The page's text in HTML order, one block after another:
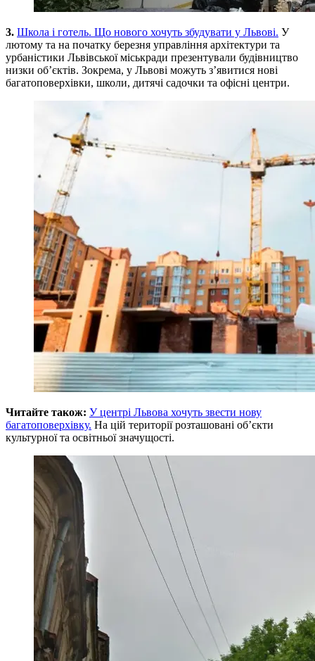
3. Школа і готель. Що нового хочуть збудувати у Львові. У
лютому та на початку березня управління архітектури та
урбаністики Львівської міськради презентували будівництво
низки об’єктів. Зокрема, у Львові можуть з’явитися нові
багатоповерхівки, школи, дитячі садочки та офісні центри.
Читайте також: У центрі Львова хочуть звести нову
багатоповерхівку. На цій території розташовані об’єкти
культурної та освітньої значущості.